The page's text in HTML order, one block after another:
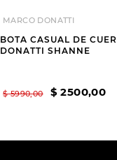
MARCO DONATTI
BOTA CASUAL DE
DONATTI SHANNE
$ 5990,00 $ 2500,00